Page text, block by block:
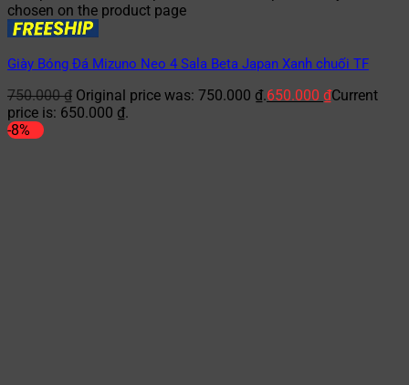
chosen on the product page
Giày Bóng Đá Mizuno Neo 4 Sala Beta Japan Xanh chuối TF
750.000₫ Original price was: 750.000 ₫.650.000 ₫Current
price is: 650.000 ₫.
-8%